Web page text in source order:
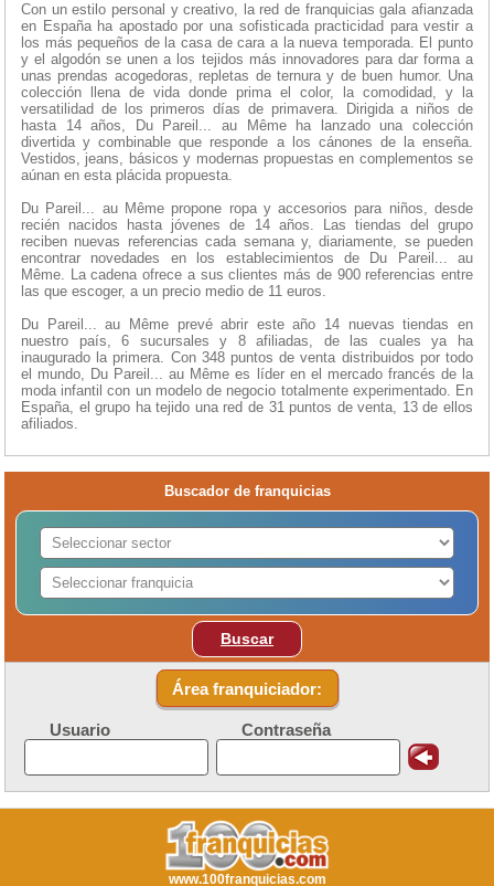
Con un estilo personal y creativo, la red de franquicias gala afianzada
en España ha apostado por una sofisticada practicidad para vestir a
los más pequeños de la casa de cara a la nueva temporada. El punto
y el algodón se unen a los tejidos más innovadores para dar forma a
unas prendas acogedoras, repletas de ternura y de buen humor. Una
colección llena de vida donde prima el color, la comodidad, y la
versatilidad de los primeros días de primavera. Dirigida a niños de
hasta 14 años, Du Pareil... au Même ha lanzado una colección
divertida y combinable que responde a los cánones de la enseña.
Vestidos, jeans, básicos y modernas propuestas en complementos se
aúnan en esta plácida propuesta.
Du Pareil... au Même propone ropa y accesorios para niños, desde
recién nacidos hasta jóvenes de 14 años. Las tiendas del grupo
reciben nuevas referencias cada semana y, diariamente, se pueden
encontrar novedades en los establecimientos de Du Pareil... au
Même. La cadena ofrece a sus clientes más de 900 referencias entre
las que escoger, a un precio medio de 11 euros.
Du Pareil... au Même prevé abrir este año 14 nuevas tiendas en
nuestro país, 6 sucursales y 8 afiliadas, de las cuales ya ha
inaugurado la primera. Con 348 puntos de venta distribuidos por todo
el mundo, Du Pareil... au Même es líder en el mercado francés de la
moda infantil con un modelo de negocio totalmente experimentado. En
España, el grupo ha tejido una red de 31 puntos de venta, 13 de ellos
afiliados.
Buscador de franquicias
Buscar
Área franquiciador:
Usuario Contraseña
www.100franquicias.com